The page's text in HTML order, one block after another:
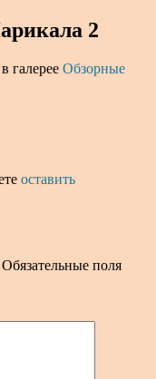
2
в галерее Обзорные
оставить
Обязательные поля